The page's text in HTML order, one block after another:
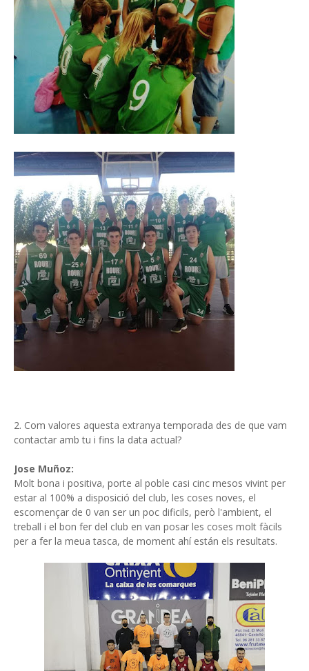
2. Com valores aquesta extranya temporada des de que vam
contactar amb tu i fins la data actual?
Jose Muñoz:
Molt bona i positiva, porte al poble casi cinc mesos vivint per
estar al 100% a disposició del club, les coses noves, el
escomençar de 0 van ser un poc dificils, però l'ambient, el
treball i el bon fer del club en van posar les coses molt fàcils
per a fer la meua tasca, de moment ahí están els resultats.